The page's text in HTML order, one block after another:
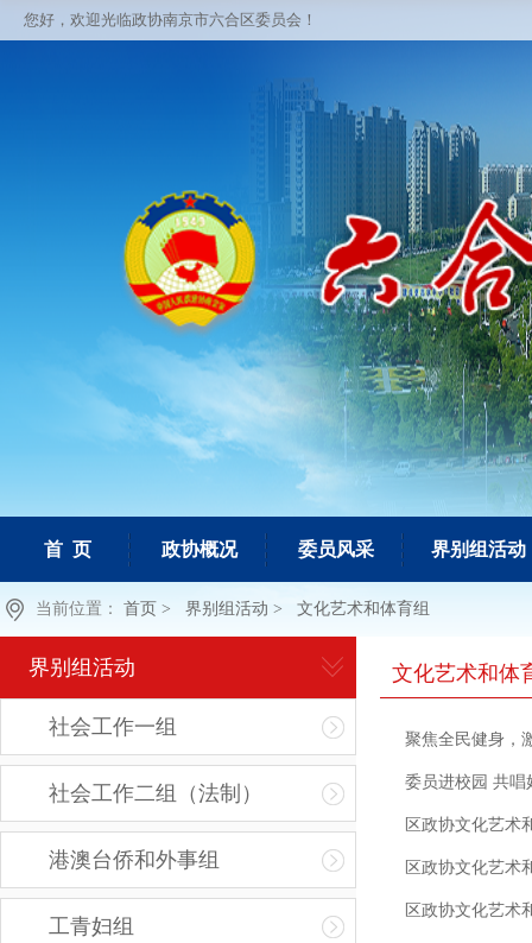
您好，欢迎光临政协南京市六合区委员会！
首 页 政协概况 委员风采 界别组活动
当前位置： 首页 > 界别组活动 > 文化艺术和体育组
界别组活动
社会工作一组
社会工作二组（法制）
港澳台侨和外事组
工青妇组
文化艺术和体
聚焦全民健身，
委员进校园 共唱
区政协文化艺术
区政协文化艺术
区政协文化艺术